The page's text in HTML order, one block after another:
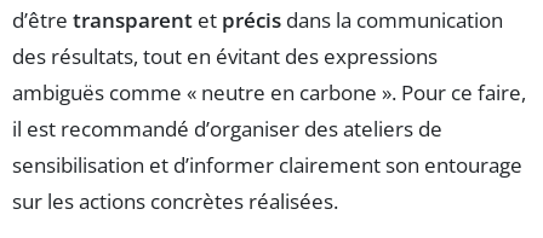
d’être transparent et précis dans la communication
des résultats, tout en évitant des expressions
ambiguës comme « neutre en carbone ». Pour ce faire,
il est recommandé d’organiser des ateliers de
sensibilisation et d’informer clairement son entourage
sur les actions concrètes réalisées.